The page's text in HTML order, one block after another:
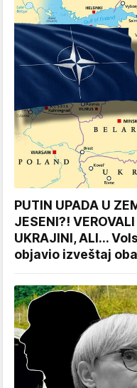
PUTIN UPADA U
JESENI?!
UKRAJINI, ALI...
objavio izveštaj